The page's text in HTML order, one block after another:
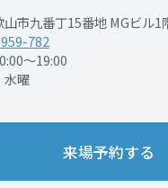
売・土地）検索
ま
ーション
リフォーム
ン開発事業
投資開発事業
テナンス
ーム
グループ
グ請求
のご相談
山市九番丁15番地 MGビル1
782
～19:00
水曜
来場予約する
ある
人には家が広く、将
しい